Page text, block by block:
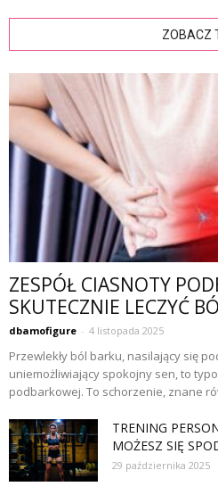
ZOBACZ
ZESPÓŁ CIASNOTY
SKUTECZNIE LECZYĆ
dbamofigure - 4 listopada 2025
Przewlekły ból barku, nasilający się
uniemożliwiający spokojny sen, to
podbarkowej. To schorzenie, znane
TRENING
MOŻESZ SIĘ
29 października 2025